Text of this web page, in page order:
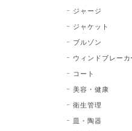
ジャージ
ジャケット
ブルゾン
ウィンドブレーカ
コート
美容・健康
衛生管理
皿・陶器